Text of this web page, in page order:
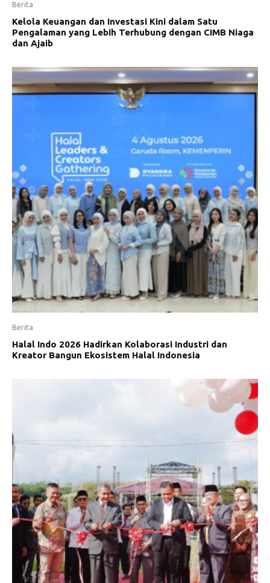
Berita
Kelola Keuangan dan Investasi Kini dalam Satu
Pengalaman yang Lebih Terhubung dengan CIMB Niaga
dan Ajaib
Berita
Halal Indo 2026 Hadirkan Kolaborasi Industri dan
Kreator Bangun Ekosistem Halal Indonesia